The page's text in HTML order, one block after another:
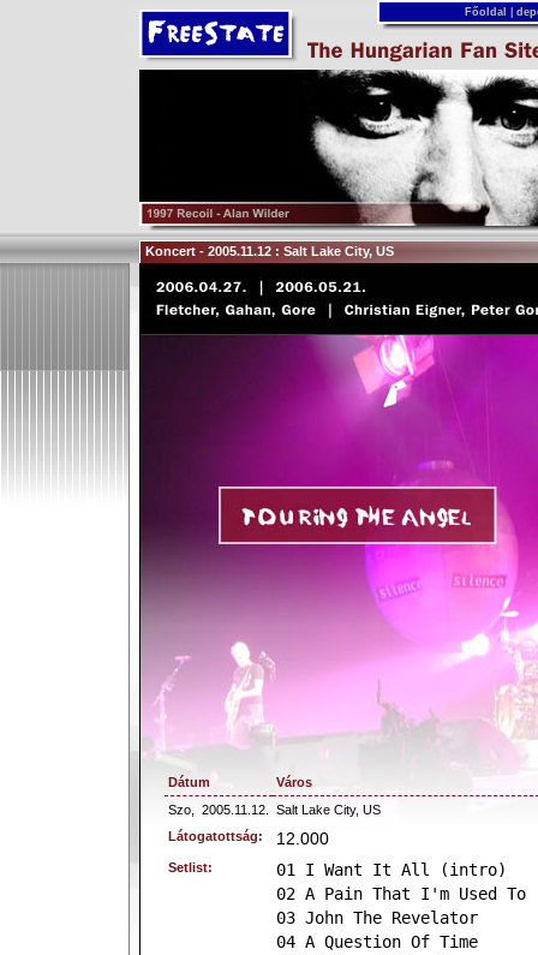
Főoldal
Koncert - 2005.11.12 : Salt Lake City, US
Dátum
Város
Szo,
2005.11.12.
Salt Lake City, US
Látogatottság:
12.000
Setlist:
01 I Want It All (intro)
02 A Pain That I'm Used To
03 John The Revelator
04 A Question Of Time